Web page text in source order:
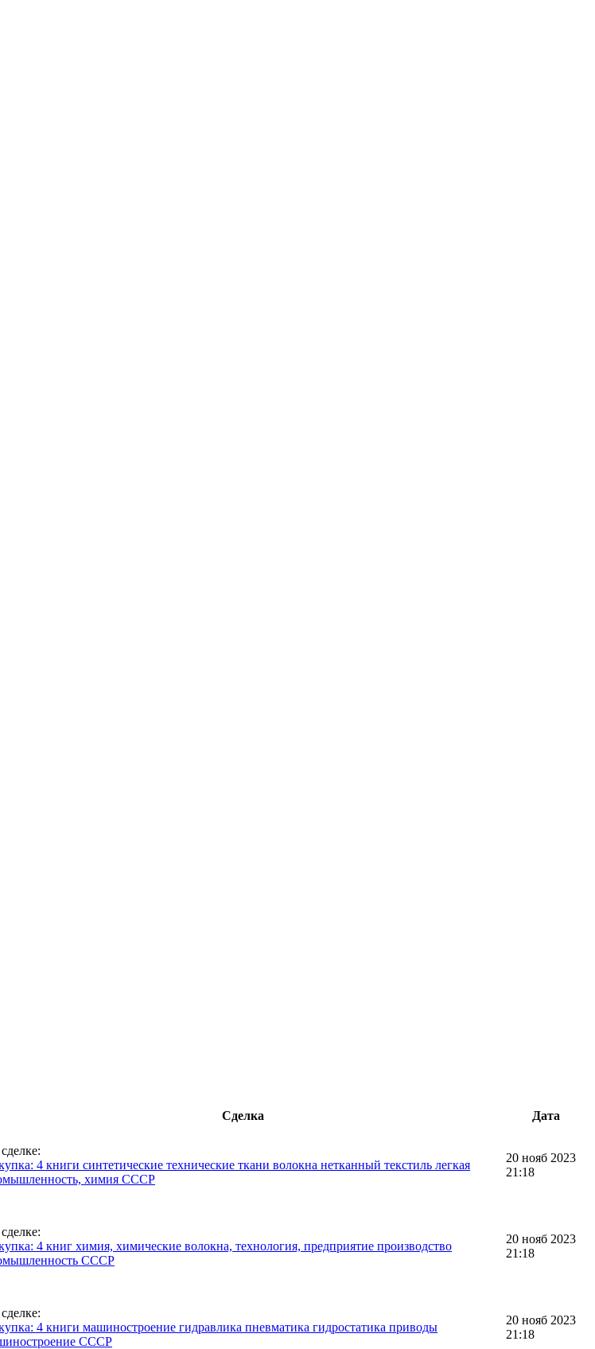
Сделка Дата
4 книги синтетические технические ткани волокна нетканный текстиль легкая
химия СССР
20 нояб 2023
21:18
4 книг химия, химические волокна, технология, предприятие производство
СССР
20 нояб 2023
21:18
4 книги машиностроение гидравлика пневматика гидростатика приводы
СССР
20 нояб 2023
21:18